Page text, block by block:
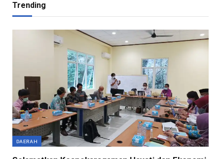
Trending
DAERAH